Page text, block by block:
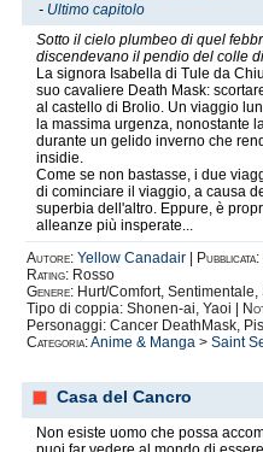
scrivo
Ho scritto
misteri, su
piacciono LE
ridotto a carne
deve prendersene
- Ultimo capitolo
Sotto il cielo plumbeo di quel
discendevano il pendio del colle
La signora Isabella di Tule da
suo cavaliere Death Mask:
al castello di Brolio. Un viaggio
la massima urgenza, nonostante
durante un gelido inverno che
insidie.
Come se non bastasse, i due
di cominciare il viaggio, a causa
superbia dell'altro. Eppure, è
alleanze più insperate...
Autore: Yellow Canadair Pubblicata:
Rating: Rosso
Genere: Hurt/Comfort, Sentimentale,
Tipo di coppia: Shonen-ai, Yaoi |
Personaggi: Cancer DeathMask,
Categoria:Anime & Manga > Saint
Casa del Cancro
Non esiste uomo che possa